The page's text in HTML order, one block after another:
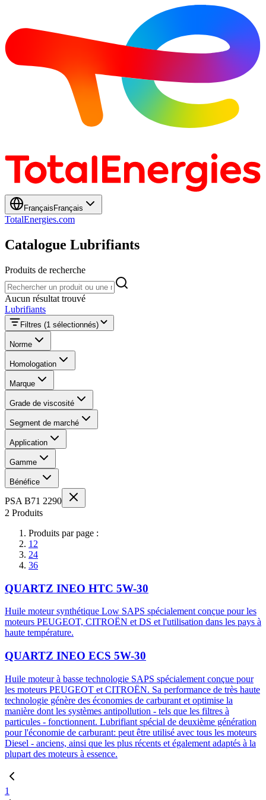
Français Français
TotalEnergies.com
Catalogue Lubrifiants
Produits de recherche
Produits de recherche
Aucun résultat trouvé
Lubrifiants
Filtres (1 sélectionnés)
Norme
Homologation
Marque
Grade de viscosité
Segment de marché
Application
Gamme
Bénéfice
PSA B71 2290
2 Produits
Produits par page :
12
24
36
QUARTZ INEO HTC 5W-30
Huile moteur synthétique Low SAPS spécialement conçue pour les
moteurs PEUGEOT, CITROËN et DS et l'utilisation dans les pays à
haute température.
QUARTZ INEO ECS 5W-30
​Huile moteur à basse technologie SAPS spécialement conçue pour
les moteurs PEUGEOT et CITROËN. Sa performance de très haute
technologie génère des économies de carburant et optimise la
manière dont les systèmes antipollution - tels que les filtres à
particules - fonctionnent. Lubrifiant spécial de deuxième génération
pour l'économie de carburant: peut être utilisé avec tous les moteurs
Diesel - anciens, ainsi que les plus récents et également adaptés à la
plupart des moteurs à essence.
1